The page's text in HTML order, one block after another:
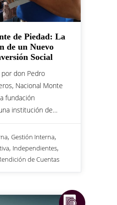
de Piedad: La
de un Nuevo
Social
don Pedro
Nacional Monte
fundación
institución de…
, Gestión Interna,
, Independientes,
de Cuentas